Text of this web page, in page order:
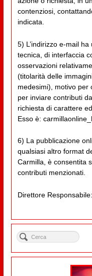
contenziosi,
indicata.
5) L’indirizzo e-mail
tecnica, di interfaccia
osservazioni
(titolarità delle
medesimi), motivo per
per inviare contributi
richiesta di carattere
Esso è:
6) La pubblicazione
qualsiasi altro format
Carmilla, è consentita
contributi menzionati.
Direttore